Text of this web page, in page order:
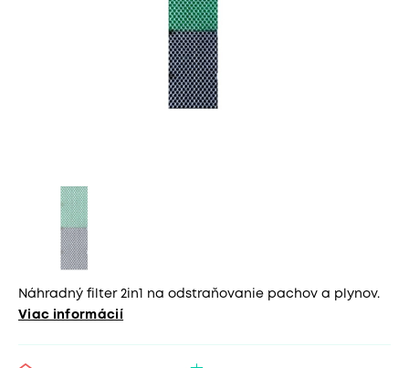
Náhradný filter 2in1 na odstraňovanie pachov a plynov.
Viac informácií